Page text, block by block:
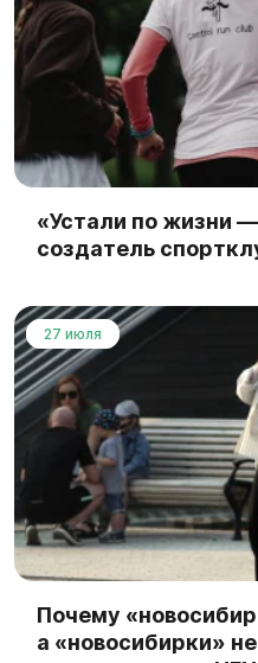
«Устали по жизни
создатель
27 июля
Почему
а «новосибирки»